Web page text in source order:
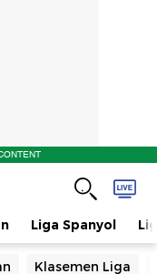
Liga Spanyol
Klasemen Liga